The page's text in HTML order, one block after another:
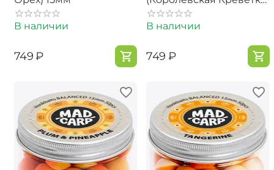
В наличии
‍749‍ ₽
15мм
В наличии
‍749‍ ₽